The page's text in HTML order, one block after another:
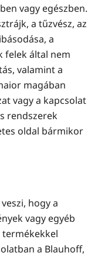
vagy egészben.
a tűzvész, az
a
felek által nem
valamint a
magában
vagy a kapcsolat
rendszerek
oldal bármikor
hogy a
vagy egyéb
termékekkel
a Blauhoff,